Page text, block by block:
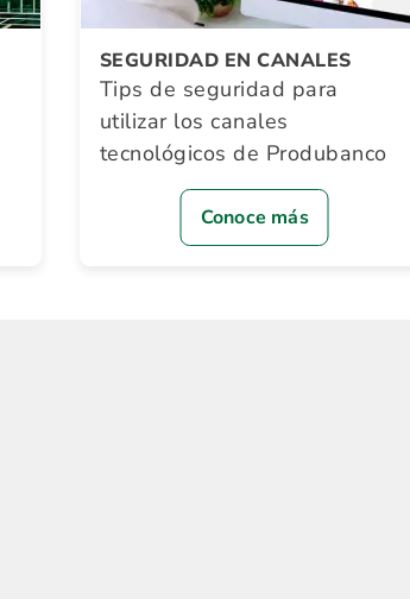
SEGURIDAD EN CANALES
Tips de seguridad para
utilizar los canales
tecnológicos de Produbanco
Conoce más